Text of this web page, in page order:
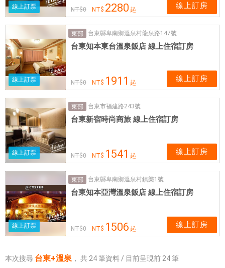
線上訂票 NT$0 NT$ 2280 起 線上訂房
線上訂票
東部 台東縣卑南鄉溫泉村龍泉路147號
台東知本東台溫泉飯店 線上住宿訂房
NT$0 NT$ 1911 起 線上訂房
線上訂票
東部 台東市福建路243號
台東新宿時尚商旅 線上住宿訂房
NT$0 NT$ 1541 起 線上訂房
線上訂票
東部 台東縣卑南鄉溫泉村鎮樂1號
台東知本亞灣溫泉飯店 線上住宿訂房
NT$0 NT$ 1506 起 線上訂房
本次搜尋 台東+溫泉 ， 共 24 筆資料 / 目前呈現前 24 筆